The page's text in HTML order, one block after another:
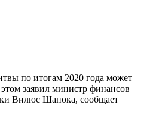
по итогам 2020 года может
заявил министр финансов
Вилюс Шапока, сообщает